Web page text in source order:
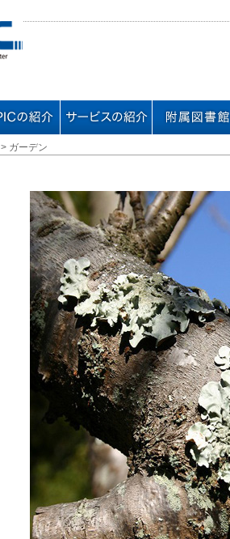
> ガーデン